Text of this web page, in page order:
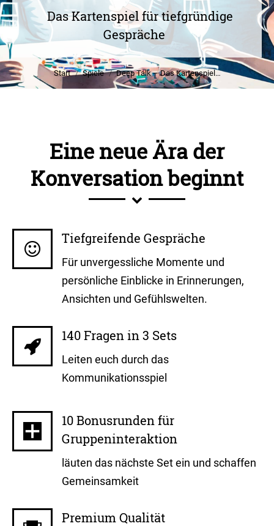
Das Kartenspiel für tiefgründige
Gespräche
Sie befinden sich hier:
Start Spiele Deep Talk – Das Kartenspiel…
Eine neue Ära der
Konversation beginnt
Tiefgreifende Gespräche
Für unvergessliche Momente und
persönliche Einblicke in Erinnerungen,
Ansichten und Gefühlswelten.
140 Fragen in 3 Sets
Leiten euch durch das
Kommunikationsspiel
10 Bonusrunden für
Gruppeninteraktion
läuten das nächste Set ein und schaffen
Gemeinsamkeit
Premium Qualität